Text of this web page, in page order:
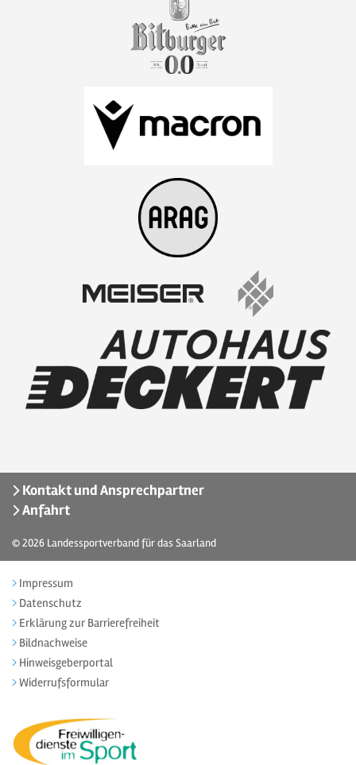
Kontakt und Ansprechpartner
Anfahrt
© 2026 Landessportverband für das Saarland
Impressum
Datenschutz
Erklärung zur Barrierefreiheit
Bildnachweise
Hinweisgeberportal
Widerrufsformular